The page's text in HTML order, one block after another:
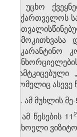
5. უცხო
საქართველოს
რომელიც
. ამ მუხლის
ა) ამ წესების 11​​2
უცხოელი